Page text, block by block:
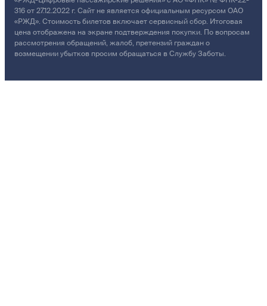
316 от 27.12.2022 г. Сайт не является официальным ресурсом ОАО
«РЖД». Стоимость билетов включает сервисный сбор. Итоговая
цена отображена на экране подтверждения покупки. По вопросам
рассмотрения обращений, жалоб, претензий граждан о
возмещении убытков просим обращаться в Службу Заботы.